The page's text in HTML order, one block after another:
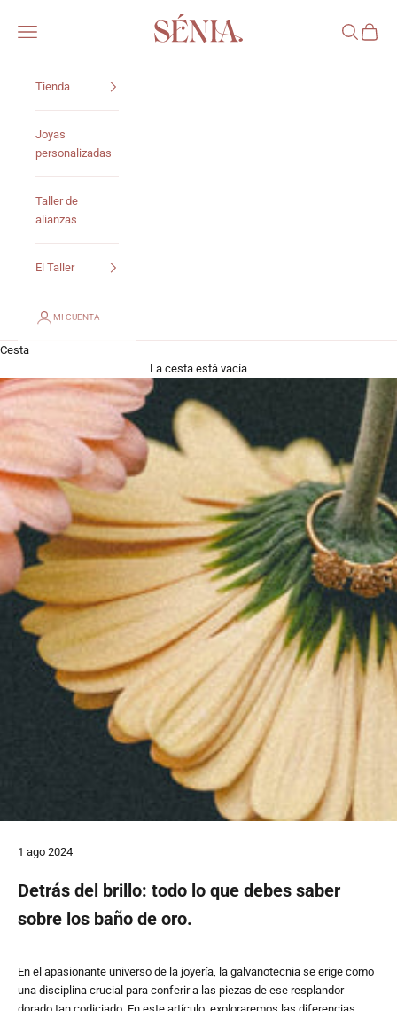
Sénia
Abrir menú de navegación AbrirAbrir
Tienda
Joyas
personalizadas
Taller de
alianzas
El Taller
MI CUENTA
Cesta
La cesta está vacía
1 ago 2024
Detrás del brillo: todo lo que debes saber
sobre los baño de oro.
En el apasionante universo de la joyería, la galvanotecnia se erige como
una disciplina crucial para conferir a las piezas de ese resplandor